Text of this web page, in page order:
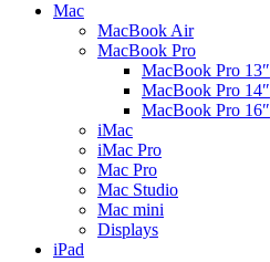
Mac
MacBook Air
MacBook Pro
MacBook Pro 13″
MacBook Pro 14″
MacBook Pro 16″
iMac
iMac Pro
Mac Pro
Mac Studio
Mac mini
Displays
iPad